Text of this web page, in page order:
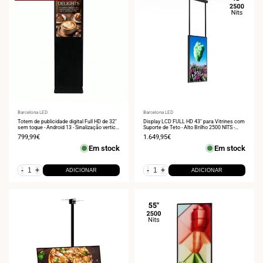
Fornecedor:
Barcelona LED
Totem de publicidade digital Full HD de 32"
sem toque - Android 13 - Sinalização vertical
Preço
799,99€
Em stock
- + ADICIONAR
Fornecedor:
Barcelona LED
Display LCD FULL HD 43" para Vitrines com
Suporte de Teto - Alto Brilho 2500 NITS -
Preço
1.649,95€
Em stock
- + ADICIONAR